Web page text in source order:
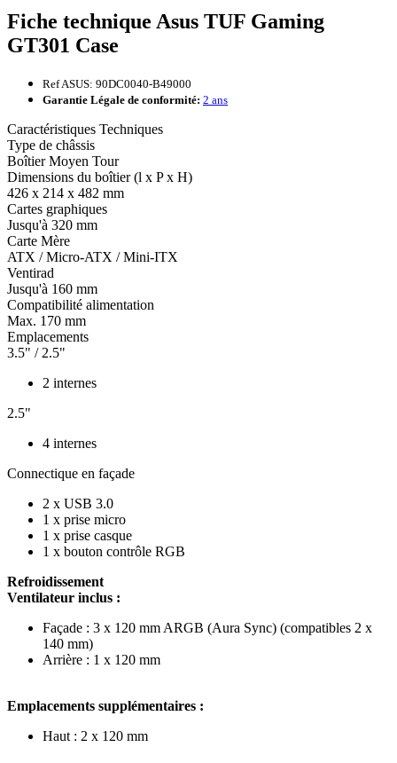
Fiche technique Asus TUF Gaming
GT301 Case
Ref ASUS: 90DC0040-B49000
Garantie Légale de conformité: 2 ans
Caractéristiques Techniques
Type de châssis
Boîtier Moyen Tour
Dimensions du boîtier (l x P x H)
426 x 214 x 482 mm
Cartes graphiques
Jusqu'à 320 mm
Carte Mère
ATX / Micro-ATX / Mini-ITX
Ventirad
Jusqu'à 160 mm
Compatibilité alimentation
Max. 170 mm
Emplacements
3.5" / 2.5"
2 internes
2.5"
4 internes
Connectique en façade
2 x USB 3.0
1 x prise micro
1 x prise casque
1 x bouton contrôle RGB
Refroidissement
Ventilateur inclus :
Façade : 3 x 120 mm ARGB (Aura Sync) (compatibles 2 x
140 mm)
Arrière : 1 x 120 mm
Emplacements supplémentaires :
Haut : 2 x 120 mm